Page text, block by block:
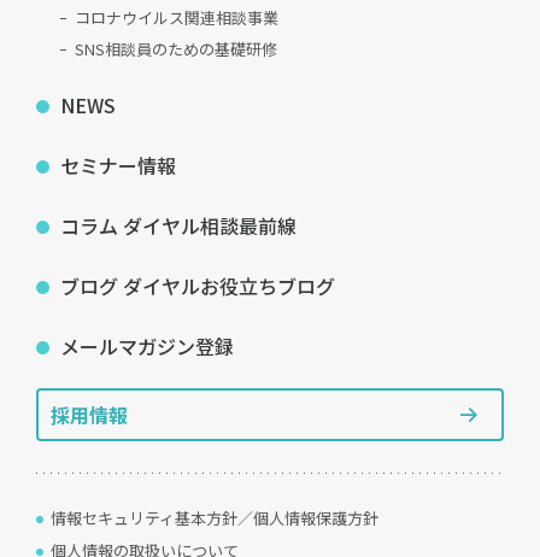
コロナウイルス関連相談事業
SNS相談員のための基礎研修
NEWS
セミナー情報
コラム ダイヤル相談最前線
ブログ ダイヤルお役立ちブログ
メールマガジン登録
採用情報
情報セキュリティ基本方針／個人情報保護方針
個人情報の取扱いについて